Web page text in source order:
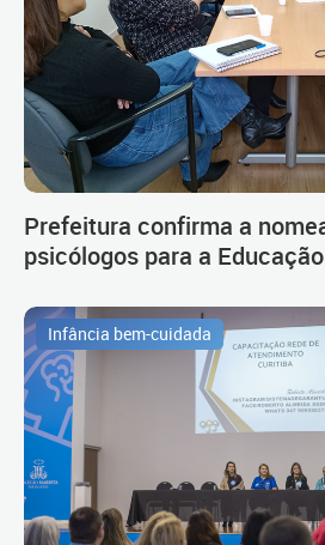
Prefeitura confirma a
psicólogos para a Educação
Infância bem-cuidada